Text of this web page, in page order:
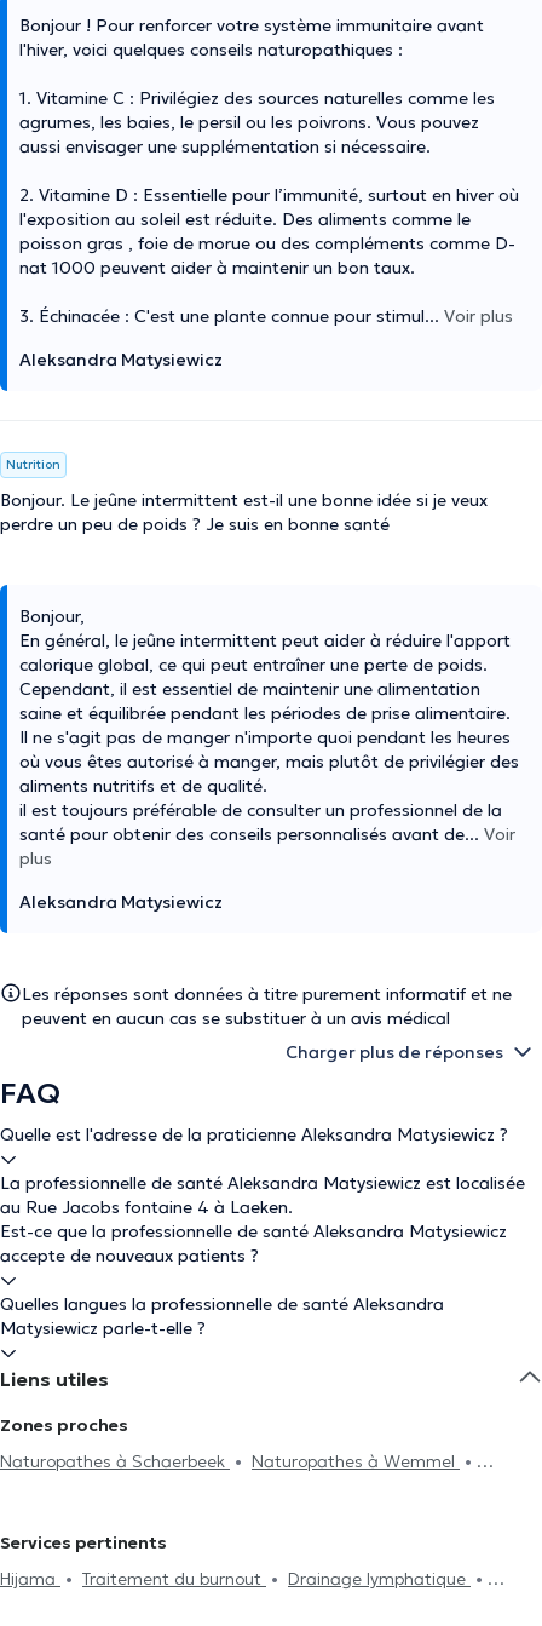
Bonjour ! Pour renforcer votre système immunitaire avant
l'hiver, voici quelques conseils naturopathiques :
1. Vitamine C : Privilégiez des sources naturelles comme les
agrumes, les baies, le persil ou les poivrons. Vous pouvez
aussi envisager une supplémentation si nécessaire.
2. Vitamine D : Essentielle pour l’immunité, surtout en hiver où
l'exposition au soleil est réduite. Des aliments comme le
poisson gras , foie de morue ou des compléments comme D-
nat 1000 peuvent aider à maintenir un bon taux.
3. Échinacée : C'est une plante connue pour stimul... Voir plus
Aleksandra Matysiewicz
Nutrition
Bonjour. Le jeûne intermittent est-il une bonne idée si je veux
perdre un peu de poids ? Je suis en bonne santé
Bonjour,
En général, le jeûne intermittent peut aider à réduire l'apport
calorique global, ce qui peut entraîner une perte de poids.
Cependant, il est essentiel de maintenir une alimentation
saine et équilibrée pendant les périodes de prise alimentaire.
Il ne s'agit pas de manger n'importe quoi pendant les heures
où vous êtes autorisé à manger, mais plutôt de privilégier des
aliments nutritifs et de qualité.
il est toujours préférable de consulter un professionnel de la
santé pour obtenir des conseils personnalisés avant de... Voir
plus
Aleksandra Matysiewicz
Les réponses sont données à titre purement informatif et ne
peuvent en aucun cas se substituer à un avis médical
Charger plus de réponses
FAQ
Quelle est l'adresse de la praticienne Aleksandra Matysiewicz ?
La professionnelle de santé Aleksandra Matysiewicz est localisée
au Rue Jacobs fontaine 4 à Laeken.
Est-ce que la professionnelle de santé Aleksandra Matysiewicz
accepte de nouveaux patients ?
Quelles langues la professionnelle de santé Aleksandra
Matysiewicz parle-t-elle ?
Liens utiles
Zones proches
Naturopathes à Schaerbeek
Naturopathes à Wemmel
à Etterbeek
Naturopathes à Ixelles
Naturopathes à Uccle
Naturopathes à Auderghem
Services pertinents
Hijama
Traitement du burnout
Drainage lymphatique